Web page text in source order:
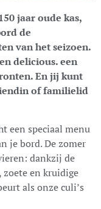
jaar oude kas,
de
van het seizoen.
delicious. een
En jij kunt
of familielid
een speciaal menu
je bord. De zomer
dankzij de
en kruidige
als onze culi’s